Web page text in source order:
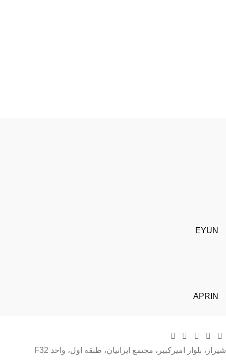
EYUN
APRIN
شیراز، بلوار امیرکبیر، مجتمع ایرانیان، طبقه اول، واحد F32